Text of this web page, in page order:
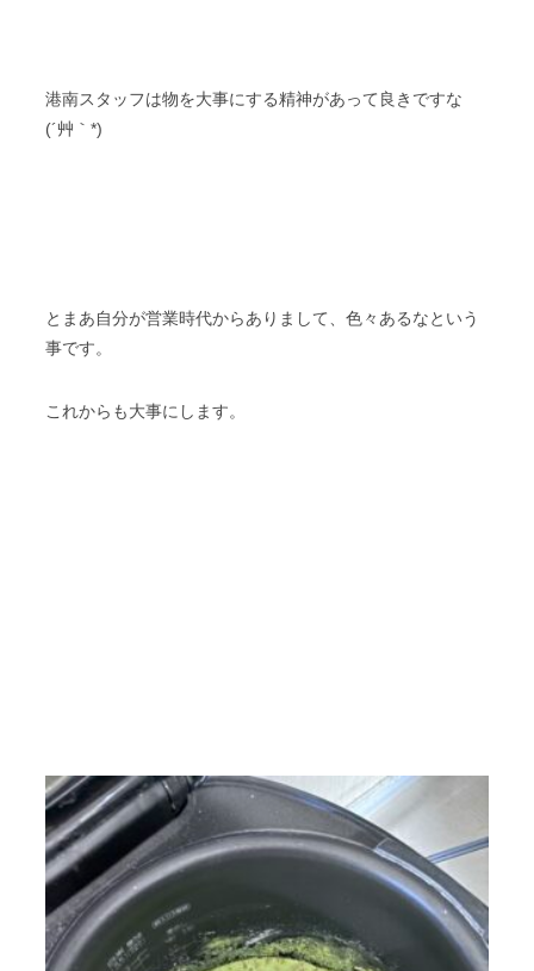
港南スタッフは物を大事にする精神があって良きですな
(´艸｀*)
とまあ自分が営業時代からありまして、色々あるなという
事です。
これからも大事にします。